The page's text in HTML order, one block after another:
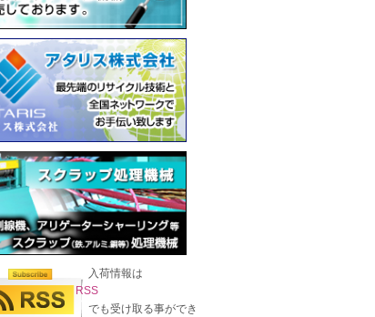
入荷情報は
RSS
でも受け取る事ができ